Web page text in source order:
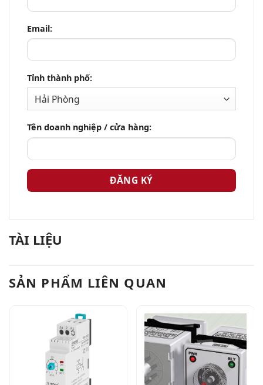
Email:
Tỉnh thành phố:
Tên doanh nghiệp / cửa hàng:
TÀI LIỆU
SẢN PHẨM LIÊN QUAN